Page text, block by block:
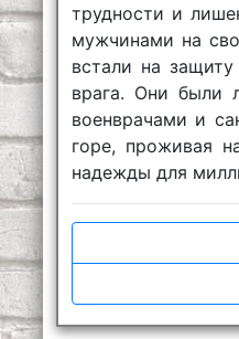
трудности и
мужчинами на
встали на
врага. Они были
военврачами и
горе, проживая
надежды для